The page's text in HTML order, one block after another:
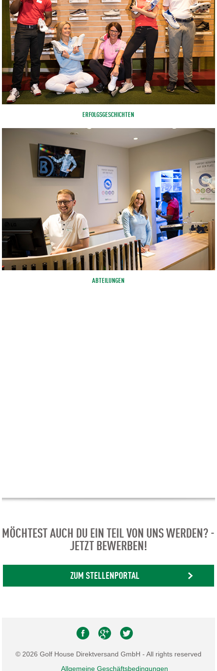
ERFOLGSGESCHICHTEN
ABTEILUNGEN
MÖCHTEST AUCH DU EIN TEIL VON UNS WERDEN? -
JETZT BEWERBEN!
ZUM STELLENPORTAL
© 2026 Golf House Direktversand GmbH - All rights reserved
Allgemeine Geschäftsbedingungen